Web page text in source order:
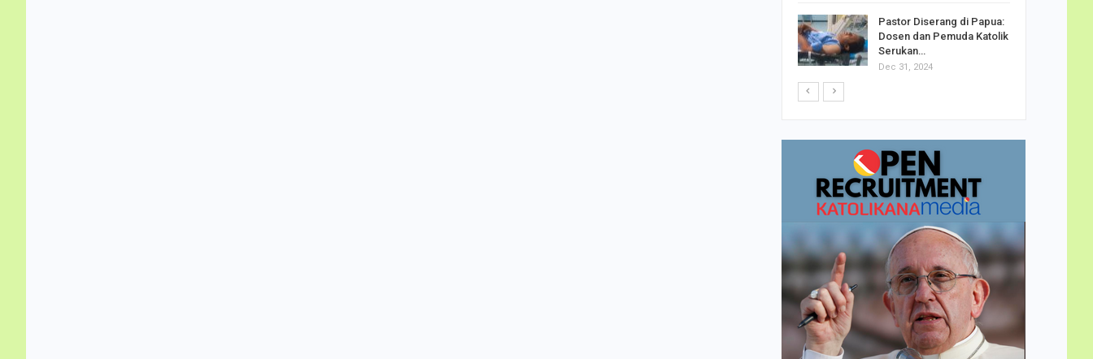
Pastor Diserang di Papua:
Dosen dan Pemuda Katolik
Serukan…
Dec 31, 2024